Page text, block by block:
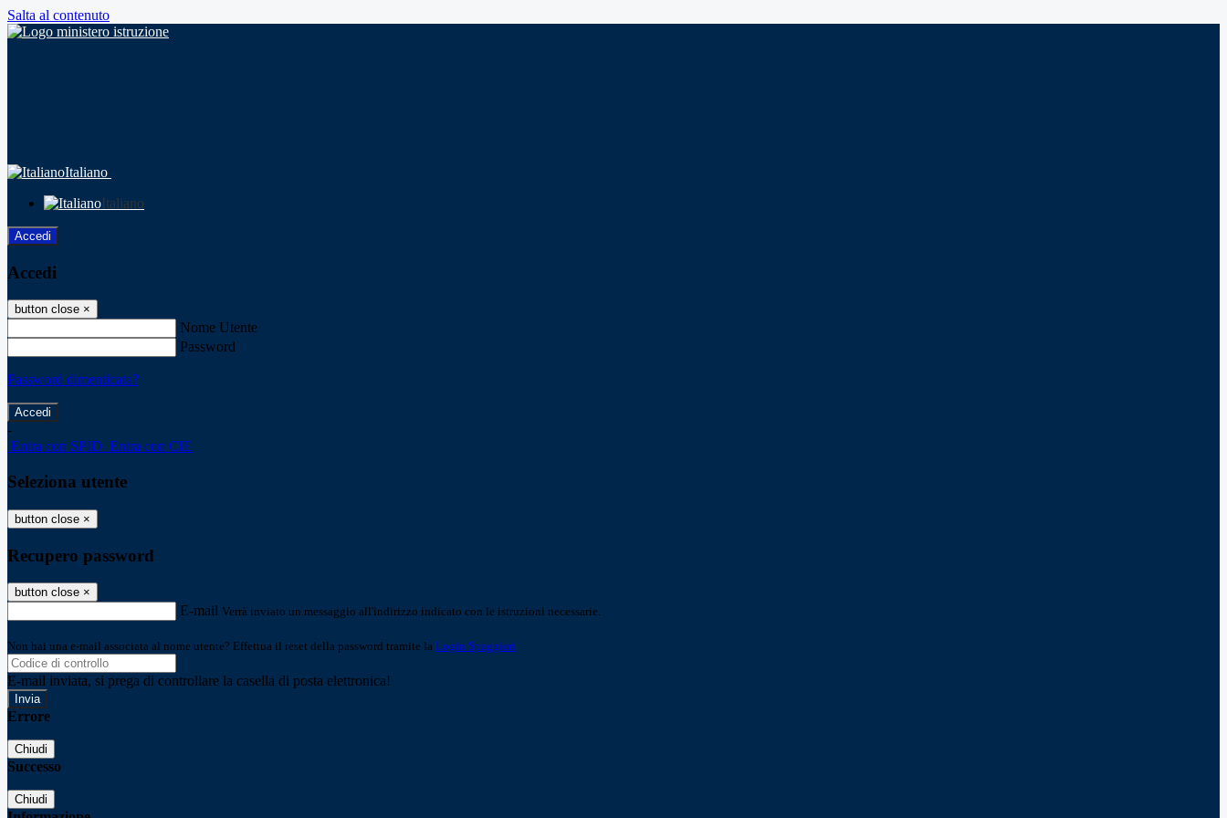
Salta al contenuto
Italiano
Italiano
Accedi
Accedi
button close ×
Nome Utente
Password
Password dimenticata?
-
Entra con SPID Entra con CIE
Seleziona utente
button close ×
Recupero password
button close ×
E-mail Verrà inviato un messaggio all'indirizzo indicato con le istruzioni necessarie.
Non hai una e-mail associata al nome utente? Effettua il reset della password tramite la Login Spaggiari
E-mail inviata, si prega di controllare la casella di posta elettronica!
Errore
Chiudi
Successo
Chiudi